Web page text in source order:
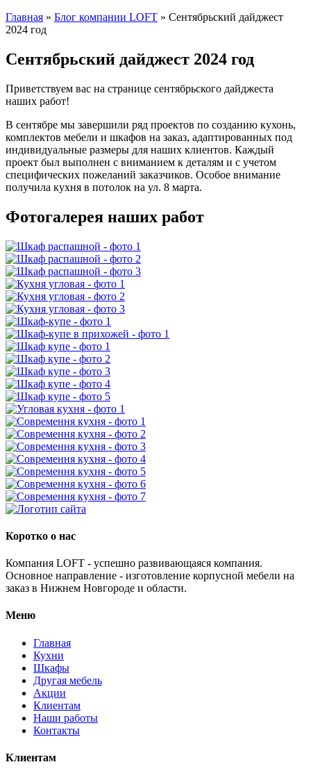
Главная » Блог компании LOFT » Сентябрьский дайджест
2024 год
Сентябрьский дайджест 2024 год
Приветствуем вас на странице сентябрьского дайджеста
наших работ!
В сентябре мы завершили ряд проектов по созданию кухонь,
комплектов мебели и шкафов на заказ, адаптированных под
индивидуальные размеры для наших клиентов. Каждый
проект был выполнен с вниманием к деталям и с учетом
специфических пожеланий заказчиков. Особое внимание
получила кухня в потолок на ул. 8 марта.
Фотогалерея наших работ
Коротко о нас
Компания LOFT - успешно развивающаяся компания.
Основное направление - изготовление корпусной мебели на
заказ в Нижнем Новгороде и области.
Меню
Главная
Кухни
Шкафы
Другая мебель
Акции
Клиентам
Наши работы
Контакты
Клиентам